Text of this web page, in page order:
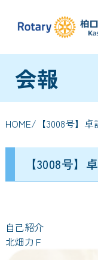
会報
HOME/【3008号】卓
【3008号】
自己紹介
北畑力Ｆ